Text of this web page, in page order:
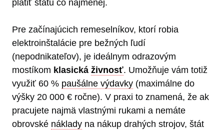
platiť štátu čo najmenej.
Pre začínajúcich remeselníkov, ktorí robia
elektroinštalácie pre bežných ľudí
(nepodnikateľov), je ideálnym odrazovým
mostíkom klasická živnosť. Umožňuje vám totiž
využiť 60 % paušálne výdavky (maximálne do
výšky 20 000 € ročne). V praxi to znamená, že ak
pracujete najmä vlastnými rukami a nemáte
obrovské náklady na nákup drahých strojov, štát